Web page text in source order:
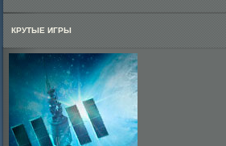
КРУТЫЕ ИГРЫ